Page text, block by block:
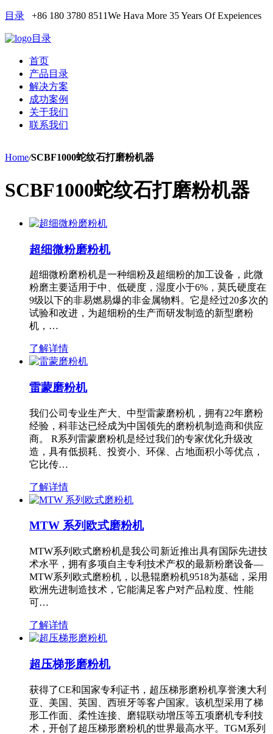
目录 +86 180 3780 8511We Hava More 35 Years Of Expeiences
目录
首页
产品目录
解决方案
成功案例
关于我们
联系我们
Home/SCBF1000蛇纹石打磨粉机器
SCBF1000蛇纹石打磨粉机器
超细微粉磨粉机
超细微粉磨粉机是一种细粉及超细粉的加工设备，此微
粉磨主要适用于中、低硬度，湿度小于6%，莫氏硬度在
9级以下的非易燃易爆的非金属物料。它是经过20多次的
试验和改进，为超细粉的生产而研发制造的新型磨粉
机，…
了解详情
雷蒙磨粉机
我们公司专业生产大、中型雷蒙磨粉机，拥有22年磨粉
经验，科菲达已经成为中国领先的磨粉机制造商和供应
商。 R系列雷蒙磨粉机是经过我们的专家优化升级改
造，具有低损耗、投资小、环保、占地面积小等优点，
它比传…
了解详情
MTW 系列欧式磨粉机
MTW系列欧式磨粉机是我公司新近推出具有国际先进技
术水平，拥有多项自主专利技术产权的最新粉磨设备—
MTW系列欧式磨粉机，以悬辊磨粉机9518为基础，采用
欧洲先进制造技术，它能满足客户对产品粒度、性能
可…
了解详情
超压梯形磨粉机
获得了CE和国家专利证书，超压梯形磨粉机享誉澳大利
亚、美国、英国、西班牙等客户国家。该机型采用了梯
形工作面、柔性连接、磨辊联动增压等五项磨机专利技
术，开创了超压梯形磨粉机的世界最高水平。TGM系列